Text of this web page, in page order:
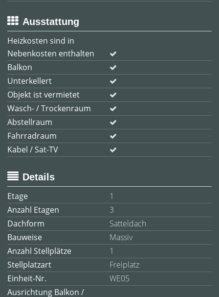
Ausstattung
Heizkosten sind in
Nebenkosten enthalten
Balkon
Unterkellert
Objekt ist vermietet
Wasch- / Trockenraum
Abstellraum
Fahrradraum
Kabel / Sat-TV
Details
Etage
1
Anzahl Etagen
3
Dachform
Satteldach
Bauweise
Massiv
Anzahl Stellplätze
1
Stellplatzart
Freiplatz
Einheit-Nr.
WE05
Ausrichtung Balkon /